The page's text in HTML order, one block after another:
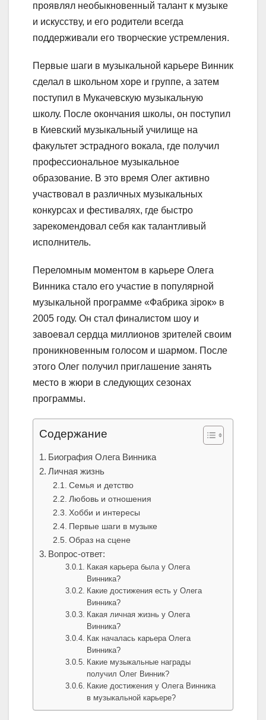
проявлял необыкновенный талант к музыке
и искусству, и его родители всегда
поддерживали его творческие устремления.
Первые шаги в музыкальной карьере Винник
сделал в школьном хоре и группе, а затем
поступил в Мукачевскую музыкальную
школу. После окончания школы, он поступил
в Киевский музыкальный училище на
факультет эстрадного вокала, где получил
профессиональное музыкальное
образование. В это время Олег активно
участвовал в различных музыкальных
конкурсах и фестивалях, где быстро
зарекомендовал себя как талантливый
исполнитель.
Переломным моментом в карьере Олега
Винника стало его участие в популярной
музыкальной программе «Фабрика зірок» в
2005 году. Он стал финалистом шоу и
завоевал сердца миллионов зрителей своим
проникновенным голосом и шармом. После
этого Олег получил приглашение занять
место в жюри в следующих сезонах
программы.
Содержание
Биография Олега Винника
Личная жизнь
Семья и детство
Любовь и отношения
Хобби и интересы
Первые шаги в музыке
Образ на сцене
Вопрос-ответ:
Какая карьера была у Олега
Винника?
Какие достижения есть у Олега
Винника?
Какая личная жизнь у Олега
Винника?
Как началась карьера Олега
Винника?
Какие музыкальные награды
получил Олег Винник?
Какие достижения у Олега Винника
в музыкальной карьере?